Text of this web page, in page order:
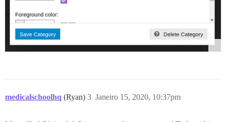
medicalschoolhq (Ryan) Janeiro 15, 2020, 10:37pm
3